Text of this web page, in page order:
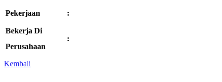
Pekerjaan :
Bekerja Di
Perusahaan
:
Kembali